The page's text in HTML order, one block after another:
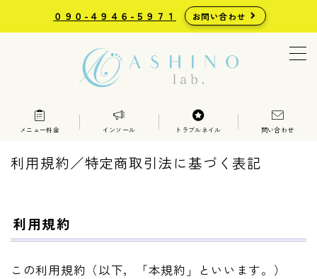
０９０-４９４６-５９７１ お問い合わせ
巻き爪矯正
メニュー料金 インソール トラブルネイル 問い合わせ
利用規約／特定商取引法に基づく表記
利用規約
この利用規約（以下，「本規約」といいます。）